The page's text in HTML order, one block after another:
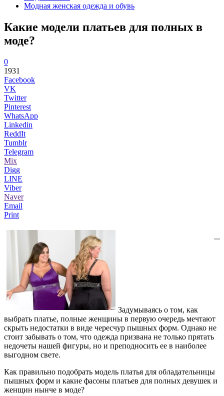
Модная женская одежда и обувь
Какие модели платьев для полных в
моде?
0
1931
Facebook
VK
Twitter
Pinterest
WhatsApp
Linkedin
ReddIt
Tumblr
Telegram
Mix
Digg
LINE
Viber
Naver
Email
Print
...
Задумываясь о том, как
выбрать платье, полные женщины в первую очередь мечтают
скрыть недостатки в виде чересчур пышных форм. Однако не
стоит забывать о том, что одежда призвана не только прятать
недочеты нашей фигуры, но и преподносить ее в наиболее
выгодном свете.
Как правильно подобрать модель платья для обладательницы
пышных форм и какие фасоны платьев для полных девушек и
женщин нынче в моде?